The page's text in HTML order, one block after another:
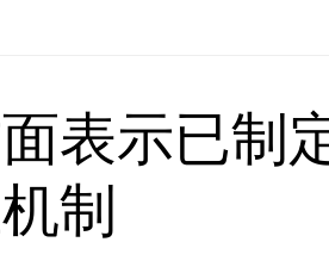
表示已制
制